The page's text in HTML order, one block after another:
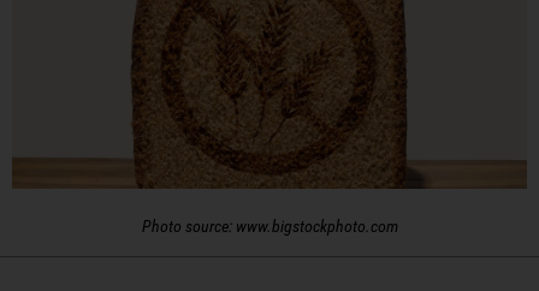
Photo source: www.bigstockphoto.com